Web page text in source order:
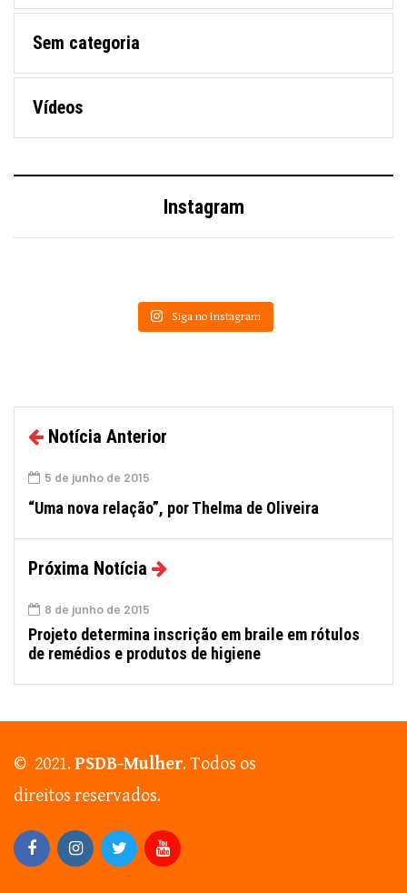
Sem categoria
Vídeos
Instagram
Siga no Instagram
Notícia Anterior
5 de junho de 2015
“Uma nova relação”, por Thelma de Oliveira
Próxima Notícia
8 de junho de 2015
Projeto determina inscrição em braile em rótulos
de remédios e produtos de higiene
© 2021.PSDB-Mulher. Todos os
direitos reservados.